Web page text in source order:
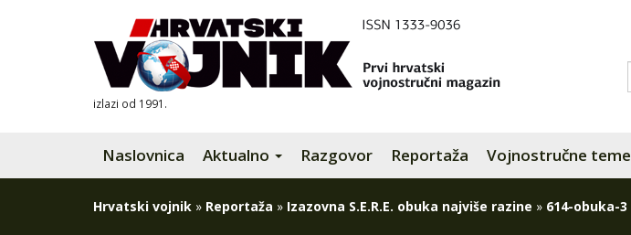
izlazi od 1991.
Naslovnica Aktualno Razgovor Reportaža Vojnostručne teme
Hrvatski vojnik » Reportaža » Izazovna S.E.R.E. obuka najviše razine » 614-obuka-3